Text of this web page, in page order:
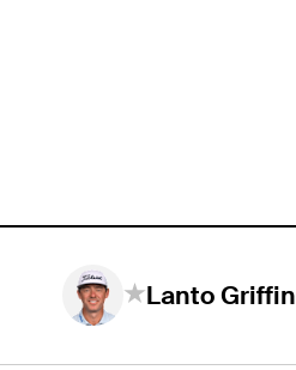
Lanto Griffin